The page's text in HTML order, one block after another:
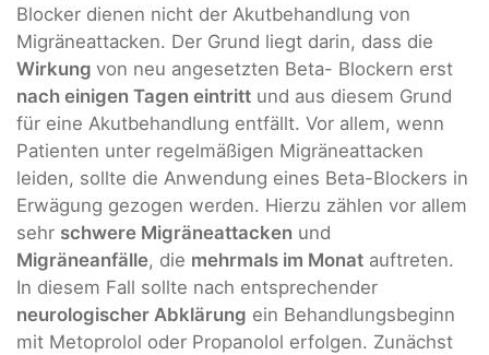
Blocker dienen nicht der Akutbehandlung von
Migräneattacken. Der Grund liegt darin, dass die
Wirkung von neu angesetzten Beta- Blockern erst
nach einigen Tagen eintritt und aus diesem Grund
für eine Akutbehandlung entfällt. Vor allem, wenn
Patienten unter regelmäßigen Migräneattacken
leiden, sollte die Anwendung eines Beta-Blockers in
Erwägung gezogen werden. Hierzu zählen vor allem
sehr schwere Migräneattacken und
Migräneanfälle, die mehrmals im Monat auftreten.
In diesem Fall sollte nach entsprechender
neurologischer Abklärung ein Behandlungsbeginn
mit Metoprolol oder Propanolol erfolgen. Zunächst